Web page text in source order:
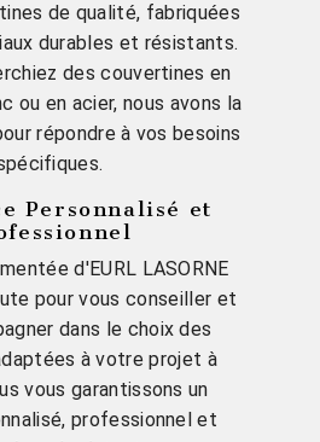
de qualité, fabriquées
durables et résistants.
des couvertines en
ou en acier, nous avons la
répondre à vos besoins
Personnalisé et
d'EURL LASORNE
pour vous conseiller et
dans le choix des
à votre projet à
vous garantissons un
professionnel et